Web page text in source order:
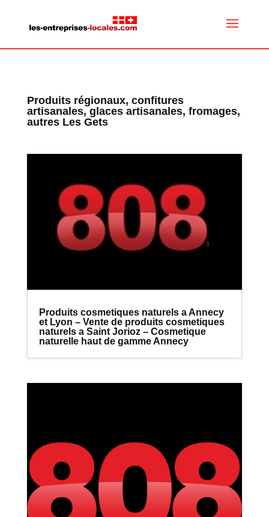
Produits régionaux, confitures
artisanales, glaces artisanales, fromages,
autres Les Gets
Produits cosmetiques naturels a Annecy
et Lyon – Vente de produits cosmetiques
naturels a Saint Jorioz – Cosmetique
naturelle haut de gamme Annecy